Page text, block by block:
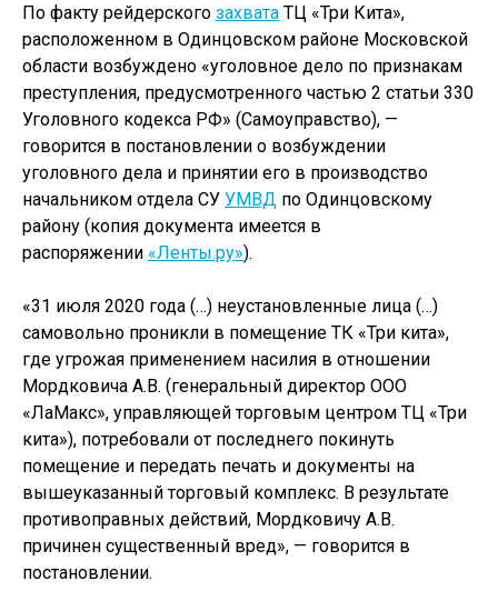
По факту рейдерского захвата ТЦ «Три Кита»,
расположенном в Одинцовском районе Московской
области возбуждено «уголовное дело по признакам
преступления, предусмотренного частью 2 статьи 330
Уголовного кодекса РФ» (Самоуправство), —
говорится в постановлении о возбуждении
уголовного дела и принятии его в производство
начальником отдела СУ УМВД по Одинцовскому
району (копия документа имеется в
распоряжении «Ленты.ру»).
«31 июля 2020 года (…) неустановленные лица (…)
самовольно проникли в помещение ТК «Три кита»,
где угрожая применением насилия в отношении
Мордковича А.В. (генеральный директор ООО
«ЛаМакс», управляющей торговым центром ТЦ «Три
кита»), потребовали от последнего покинуть
помещение и передать печать и документы на
вышеуказанный торговый комплекс. В результате
противоправных действий, Мордковичу А.В.
причинен существенный вред», — говорится в
постановлении.